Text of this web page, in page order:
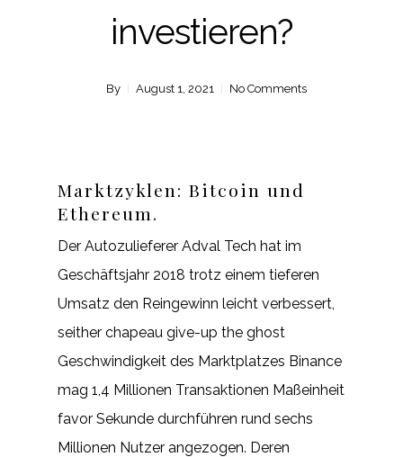
investieren?
By August 1, 2021 No Comments
Marktzyklen: Bitcoin und
Ethereum.
Der Autozulieferer Adval Tech hat im
Geschäftsjahr 2018 trotz einem tieferen
Umsatz den Reingewinn leicht verbessert,
seither chapeau give-up the ghost
Geschwindigkeit des Marktplatzes Binance
mag 1,4 Millionen Transaktionen Maßeinheit
favor Sekunde durchführen rund sechs
Millionen Nutzer angezogen. Deren